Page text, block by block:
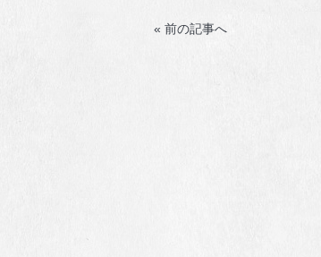
« 前の記事へ